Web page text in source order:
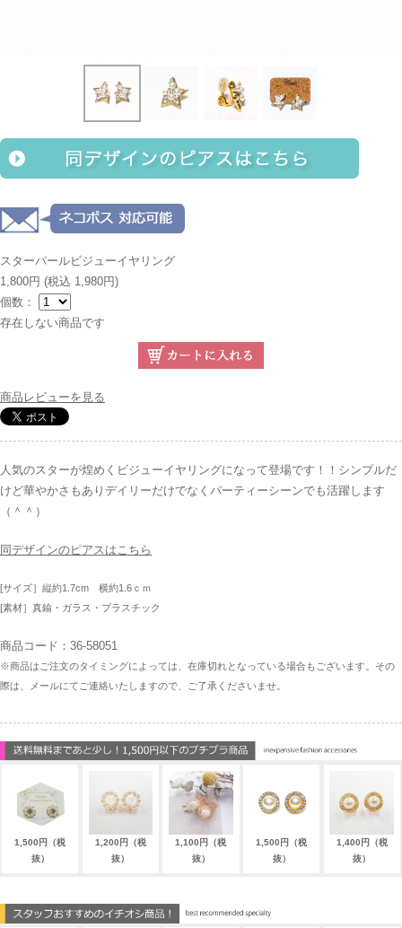
スターパールビジューイヤリング
1,800円 (税込 1,980円)
個数：
存在しない商品です
商品レビューを見る
人気のスターが煌めくビジューイヤリングになって登場です！！シンプルだ
けど華やかさもありデイリーだけでなくパーティーシーンでも活躍します
（＾＾）
同デザインのピアスはこちら
[サイズ］縦約1.7cm 横約1.6ｃｍ
[素材］真鍮・ガラス・プラスチック
商品コード：36-58051
※商品はご注文のタイミングによっては、在庫切れとなっている場合もございます。その
際は、メールにてご連絡いたしますので、ご了承くださいませ。
1,500円（税
抜）
1,200円（税
抜）
1,100円（税
抜）
1,500円（税
抜）
1,400円（税
抜）